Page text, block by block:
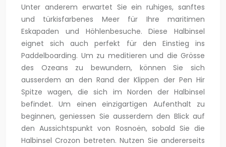
Unter anderem erwartet Sie ein ruhiges, sanftes
und türkisfarbenes Meer für Ihre maritimen
Eskapaden und Höhlenbesuche. Diese Halbinsel
eignet sich auch perfekt für den Einstieg ins
Paddelboarding. Um zu meditieren und die Grösse
des Ozeans zu bewundern, können Sie sich
ausserdem an den Rand der Klippen der Pen Hir
Spitze wagen, die sich im Norden der Halbinsel
befindet. Um einen einzigartigen Aufenthalt zu
beginnen, geniessen Sie ausserdem den Blick auf
den Aussichtspunkt von Rosnoën, sobald Sie die
Halbinsel Crozon betreten. Nutzen Sie andererseits